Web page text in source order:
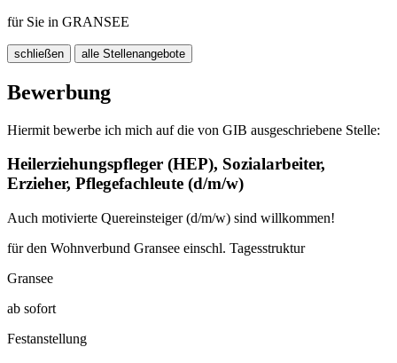
für Sie in GRANSEE
schließen alle Stellenangebote
Bewerbung
Hiermit bewerbe ich mich auf die von GIB ausgeschriebene Stelle:
Heilerziehungspfleger (HEP), Sozialarbeiter,
Erzieher, Pflegefachleute (d/m/w)
Auch motivierte Quereinsteiger (d/m/w) sind willkommen!
für den Wohnverbund Gransee einschl. Tagesstruktur
Gransee
ab sofort
Festanstellung